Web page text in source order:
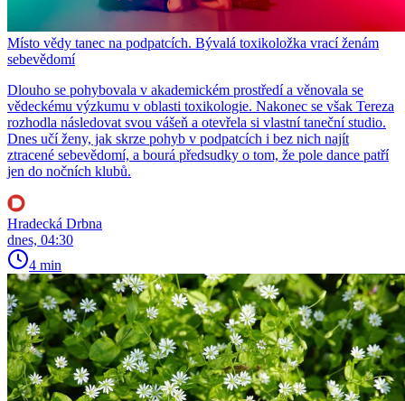
Místo vědy tanec na podpatcích. Bývalá toxikoložka vrací ženám
sebevědomí
Dlouho se pohybovala v akademickém prostředí a věnovala se
vědeckému výzkumu v oblasti toxikologie. Nakonec se však Tereza
rozhodla následovat svou vášeň a otevřela si vlastní taneční studio.
Dnes učí ženy, jak skrze pohyb v podpatcích i bez nich najít
ztracené sebevědomí, a bourá předsudky o tom, že pole dance patří
jen do nočních klubů.
Hradecká Drbna
dnes, 04:30
4 min